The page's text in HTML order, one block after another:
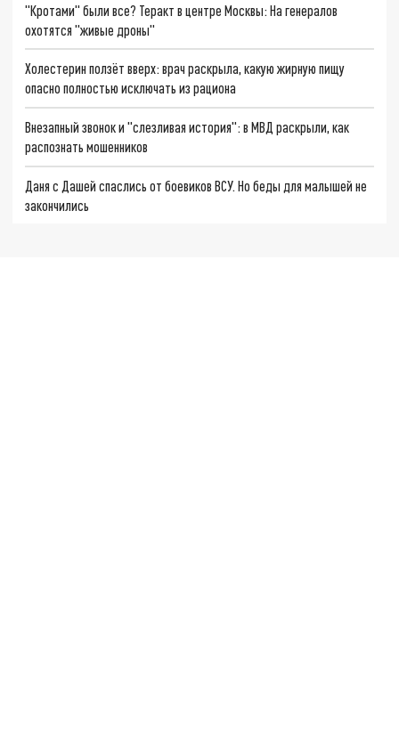
"Кротами" были все? Теракт в центре Москвы: На генералов
охотятся "живые дроны"
Холестерин ползёт вверх: врач раскрыла, какую жирную пищу
опасно полностью исключать из рациона
Внезапный звонок и "слезливая история": в МВД раскрыли, как
распознать мошенников
Даня с Дашей спаслись от боевиков ВСУ. Но беды для малышей не
закончились